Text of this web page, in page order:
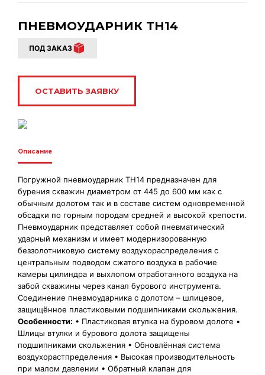
ПНЕВМОУДАРНИК TH14
ПОД ЗАКАЗ
ОСТАВИТЬ ЗАЯВКУ
Описание
Погружной пневмоударник TH14 предназначен для
бурения скважин диаметром от 445 до 600 мм как с
обычным долотом так и в составе систем одновременной
обсадки по горным породам средней и высокой крепости.
Пневмоударник представляет собой пневматический
ударный механизм и имеет модернизорованную
беззолотниковую систему воздухораспределения с
центральным подводом сжатого воздуха в рабочие
камеры цилиндра и выхлопом отработанного воздуха на
забой скважины через канал бурового инструмента.
Соединение пневмоударника с долотом – шлицевое,
защищённое пластиковыми подшипниками скольжения.
Особенности: • Пластиковая втулка на буровом долоте •
Шлицы втулки и бурового долота защищены
подшипниками скольжения • Обновлённая система
воздухорастпределения • Высокая производительность
при малом давлении • Обратный клапан для